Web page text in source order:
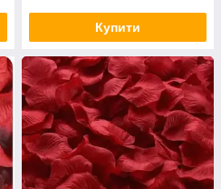
Купити